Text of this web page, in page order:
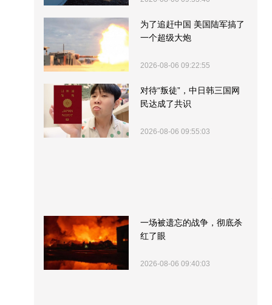
为了追赶中国 美国陆军搞了
一个超级大炮
2026-08-06 09:22:55
对待“叛徒”，中日韩三国网
民达成了共识
2026-08-06 09:55:03
一场被遗忘的战争，彻底杀
红了眼
2026-08-06 09:40:03